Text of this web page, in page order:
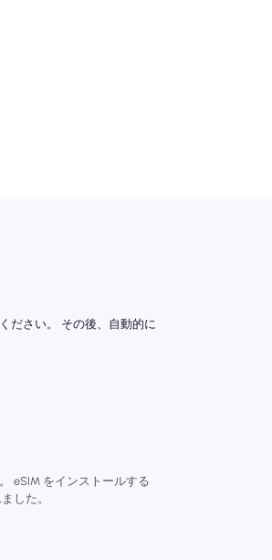
ださい。 その後、自動的に
eSIM をインストールする
した。